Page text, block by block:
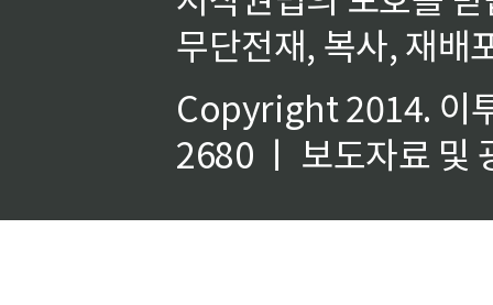
무단전재, 복사, 재배
Copyright 2014. 이
2680 ㅣ 보도자료